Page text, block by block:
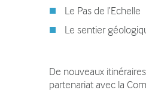
Le Pas de l’Echelle
Le sentier
De nouveaux
partenariat avec la